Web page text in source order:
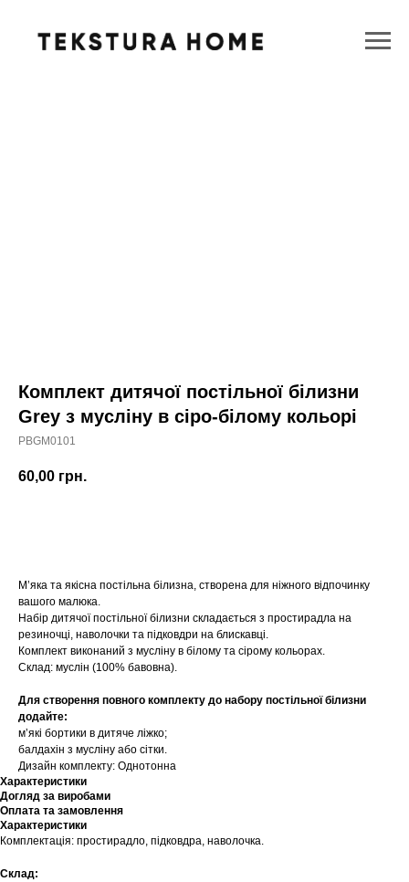
Комплект дитячої постільної білизни
Grey з мусліну в сіро-білому кольорі
PBGM0101
60,00 грн.
М’яка та якісна постільна білизна, створена для ніжного відпочинку
вашого малюка.
Набір дитячої постільної білизни складається з простирадла на
резиночці, наволочки та підковдри на блискавці.
Комплект виконаний з мусліну в білому та сірому кольорах.
Склад: муслін (100% бавовна).
Для створення повного комплекту до набору постільної білизни
додайте:
мʼякі бортики в дитяче ліжко;
балдахін з мусліну або сітки.
Дизайн комплекту: Однотонна
Характеристики
Догляд за виробами
Оплата та замовлення
Характеристики
Комплектація: простирадло, підковдра, наволочка.
Склад: